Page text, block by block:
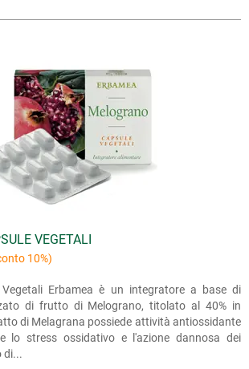
VEGETALI
10%)
Vegetali Erbamea è un integratore a base di
di frutto di Melograno, titolato al 40% in
di Melagrana possiede attività antiossidante
lo stress ossidativo e l'azione dannosa dei
di...